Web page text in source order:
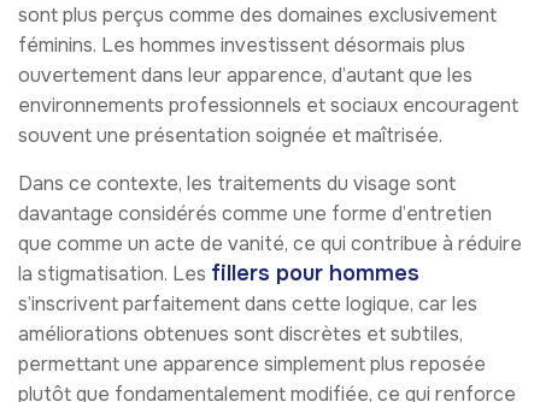
sont plus perçus comme des domaines exclusivement
féminins. Les hommes investissent désormais plus
ouvertement dans leur apparence, d’autant que les
environnements professionnels et sociaux encouragent
souvent une présentation soignée et maîtrisée.
Dans ce contexte, les traitements du visage sont
davantage considérés comme une forme d’entretien
que comme un acte de vanité, ce qui contribue à réduire
la stigmatisation. Les fillers pour hommes
s’inscrivent parfaitement dans cette logique, car les
améliorations obtenues sont discrètes et subtiles,
permettant une apparence simplement plus reposée
plutôt que fondamentalement modifiée, ce qui renforce